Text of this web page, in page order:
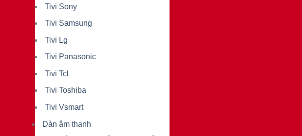
Tivi Sony
Tivi Samsung
Tivi Lg
Tivi Panasonic
Tivi Tcl
Tivi Toshiba
Tivi Vsmart
Dàn âm thanh